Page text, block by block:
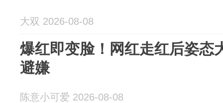
大双 2026-08-08
爆红即变脸！网红走红后姿态
避嫌
陈意小可爱 2026-08-08